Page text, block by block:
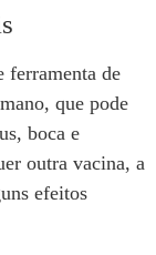
ferramenta de
que pode
boca e
outra vacina, a
efeitos